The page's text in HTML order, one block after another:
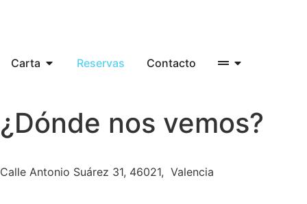
Carta Reservas Contacto
¿Dónde nos vemos?
Calle Antonio Suárez 31, 46021, Valencia